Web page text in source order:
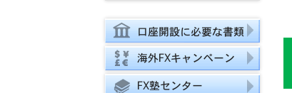
口座開設に必要な書類
海外FXキャンペーン
FX塾センター